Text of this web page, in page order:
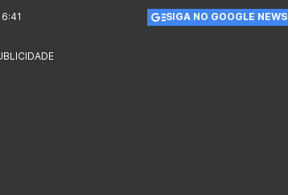
SIGA NO GOOGLE NEWS